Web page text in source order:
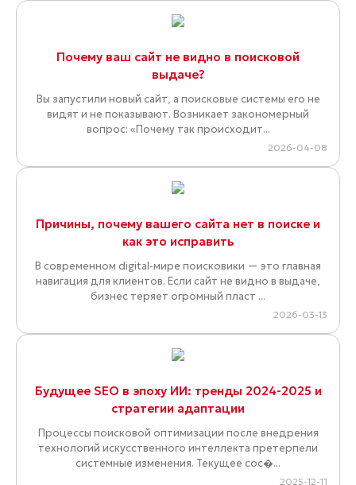
Почему ваш сайт не видно в поисковой
выдаче?
Вы запустили новый сайт, а поисковые системы его не
видят и не показывают. Возникает закономерный
вопрос: «Почему так происходит...
2026-04-08
Причины, почему вашего сайта нет в поиске и
как это исправить
В современном digital-мире поисковики — это главная
навигация для клиентов. Если сайт не видно в выдаче,
бизнес теряет огромный пласт ...
2026-03-13
Будущее SEO в эпоху ИИ: тренды 2024-2025 и
стратегии адаптации
Процессы поисковой оптимизации после внедрения
технологий искусственного интеллекта претерпели
системные изменения. Текущее сос�...
2025-12-11